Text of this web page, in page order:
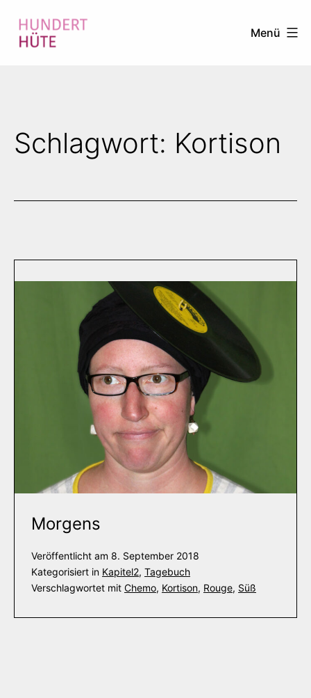
Inhalt
Menü
Schlagwort: Kortison
Morgens
Veröffentlicht am 8. September 2018
Kategorisiert in Kapitel2, Tagebuch
Verschlagwortet mit Chemo, Kortison, Rouge, Süß